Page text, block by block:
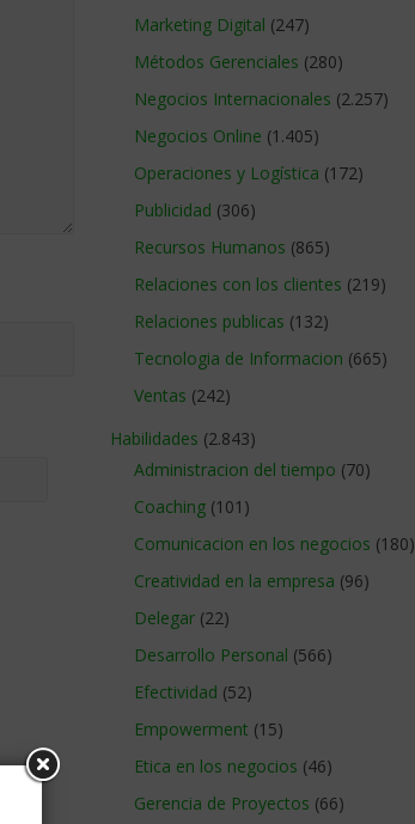
Marketing Digital (247)
Métodos Gerenciales (280)
Negocios Internacionales (2.257)
Negocios Online (1.405)
Operaciones y Logística (172)
Publicidad (306)
Recursos Humanos (865)
Relaciones con los clientes (219)
Relaciones publicas (132)
Tecnologia de Informacion (665)
Ventas (242)
Habilidades (2.843)
Administracion del tiempo (70)
Coaching (101)
Comunicacion en los negocios (180)
Creatividad en la empresa (96)
Delegar (22)
Desarrollo Personal (566)
Efectividad (52)
Empowerment (15)
Etica en los negocios (46)
Gerencia de Proyectos (66)